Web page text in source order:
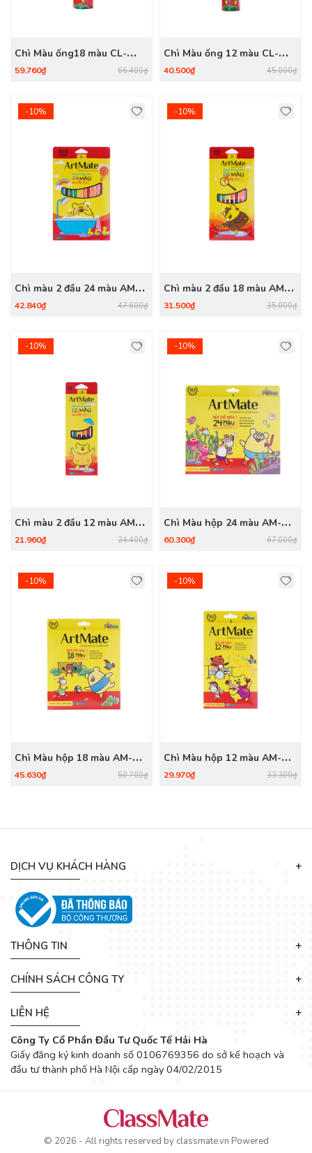
Chì Màu ống18 màu CL-
CL202
59.760₫ 66.400₫
Chì Màu ống 12 màu CL-
CL201
40.500₫ 45.000₫
-10%
Chì màu 2 đầu 24 màu AM-
CL303
42.840₫ 47.600₫
-10%
Chì màu 2 đầu 18 màu AM-
CL302
31.500₫ 35.000₫
-10%
Chì màu 2 đầu 12 màu AM-
CL301
21.960₫ 24.400₫
-10%
Chì Màu hộp 24 màu AM-
CL103
60.300₫ 67.000₫
-10%
Chì Màu hộp 18 màu AM-
CL102
45.630₫ 50.700₫
-10%
Chì Màu hộp 12 màu AM-
CL101
29.970₫ 33.300₫
DỊCH VỤ KHÁCH HÀNG
THÔNG TIN
CHÍNH SÁCH CÔNG TY
LIÊN HỆ
Công Ty Cổ Phần Đầu Tư Quốc Tế Hải Hà
Giấy đăng ký kinh doanh số 0106769356 do sở kế hoạch và
đầu tư thành phố Hà Nội cấp ngày 04/02/2015
© 2026 - All rights reserved by classmate.vn Powered